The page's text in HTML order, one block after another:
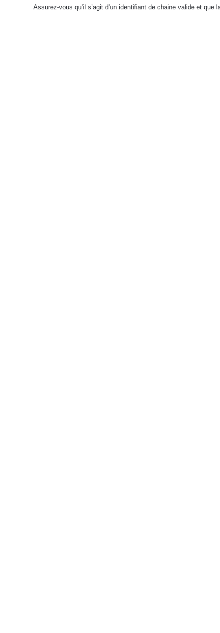
Assurez-vous qu’il s’agit d’un identifiant de chaine valide et